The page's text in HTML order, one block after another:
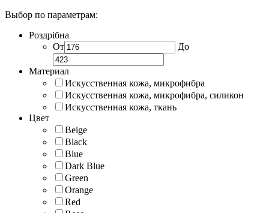
Выбор по параметрам:
Роздрібна
От
До
Материал
Искусственная кожа, микрофибра
Искусственная кожа, микрофибра, силикон
Искусственная кожа, ткань
Цвет
Beige
Black
Blue
Dark Blue
Green
Orange
Red